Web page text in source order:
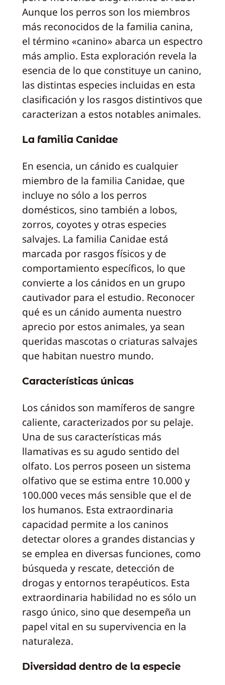
Aunque los perros son los miembros
más reconocidos de la familia canina,
el término «canino» abarca un espectro
más amplio. Esta exploración revela la
esencia de lo que constituye un canino,
las distintas especies incluidas en esta
clasificación y los rasgos distintivos que
caracterizan a estos notables animales.
La familia Canidae
En esencia, un cánido es cualquier
miembro de la familia Canidae, que
incluye no sólo a los perros
domésticos, sino también a lobos,
zorros, coyotes y otras especies
salvajes. La familia Canidae está
marcada por rasgos físicos y de
comportamiento específicos, lo que
convierte a los cánidos en un grupo
cautivador para el estudio. Reconocer
qué es un cánido aumenta nuestro
aprecio por estos animales, ya sean
queridas mascotas o criaturas salvajes
que habitan nuestro mundo.
Características únicas
Los cánidos son mamíferos de sangre
caliente, caracterizados por su pelaje.
Una de sus características más
llamativas es su agudo sentido del
olfato. Los perros poseen un sistema
olfativo que se estima entre 10.000 y
100.000 veces más sensible que el de
los humanos. Esta extraordinaria
capacidad permite a los caninos
detectar olores a grandes distancias y
se emplea en diversas funciones, como
búsqueda y rescate, detección de
drogas y entornos terapéuticos. Esta
extraordinaria habilidad no es sólo un
rasgo único, sino que desempeña un
papel vital en su supervivencia en la
naturaleza.
Diversidad dentro de la especie